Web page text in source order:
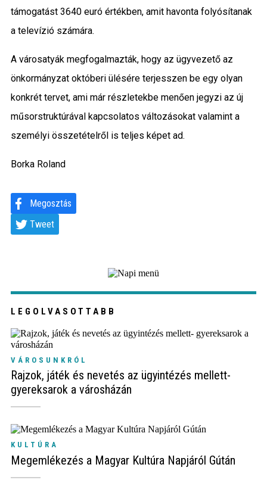
támogatást 3640 euró értékben, amit havonta folyósítanak
a televízió számára.
A városatyák megfogalmazták, hogy az ügyvezető az
önkormányzat októberi ülésére terjesszen be egy olyan
konkrét tervet, ami már részletekbe menően jegyzi az új
műsorstruktúrával kapcsolatos változásokat valamint a
személyi összetételről is teljes képet ad.
Borka Roland
Megosztás
Tweet
LEGOLVASOTTABB
VÁROSUNKRÓL
Rajzok, játék és nevetés az ügyintézés mellett-
gyereksarok a városházán
KULTÚRA
Megemlékezés a Magyar Kultúra Napjáról Gútán